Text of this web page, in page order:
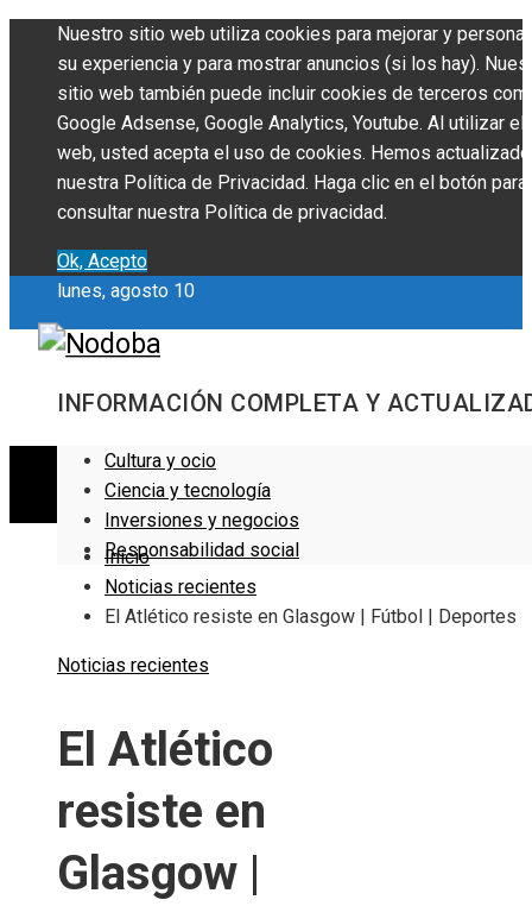
Nuestro sitio web utiliza cookies para mejorar y
su experiencia y para mostrar anuncios (si los hay).
sitio web también puede incluir cookies de terceros
Google Adsense, Google Analytics, Youtube. Al utilizar
web, usted acepta el uso de cookies. Hemos actualizado
nuestra Política de Privacidad. Haga clic en el botón para
consultar nuestra Política de privacidad.
Ok, Acepto
lunes, agosto 10
INFORMACIÓN COMPLETA Y
Cultura y ocio
Ciencia y tecnología
Inversiones y negocios
Responsabilidad social
Inicio
Noticias recientes
El Atlético resiste en Glasgow | Fútbol | Deportes
Noticias recientes
El Atlético
resiste en
Glasgow |